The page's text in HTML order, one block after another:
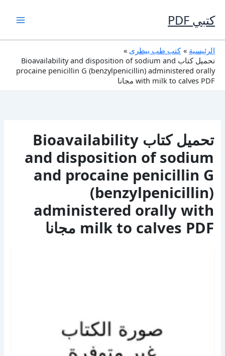
إلى
المحتوى
كتبي PDF
الرئيسية
كتب طب بيطرى
تحميل كتاب Bioavailability and disposition of sodium and
procaine penicillin G (benzylpenicillin) administered orally
with milk to calves PDF مجانا
تحميل كتاب Bioavailability
and disposition of sodium
and procaine penicillin G
(benzylpenicillin)
administered orally with
milk to calves PDF مجانا